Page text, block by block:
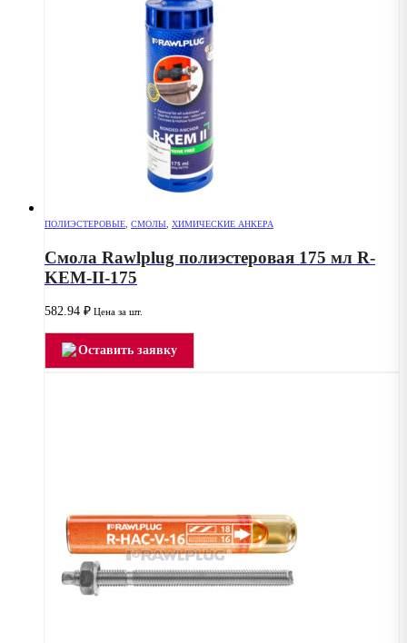
ПОЛИЭСТЕРОВЫЕ СМОЛЫ ХИМИЧЕСКИЕ АНКЕРА
Смола Rawlplug полиэстеровая 175 мл R-
KEM-II-175
582.94 ₽ Цена за шт.
Оставить заявку